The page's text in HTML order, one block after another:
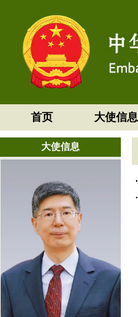
首页 大使信息
大使信息